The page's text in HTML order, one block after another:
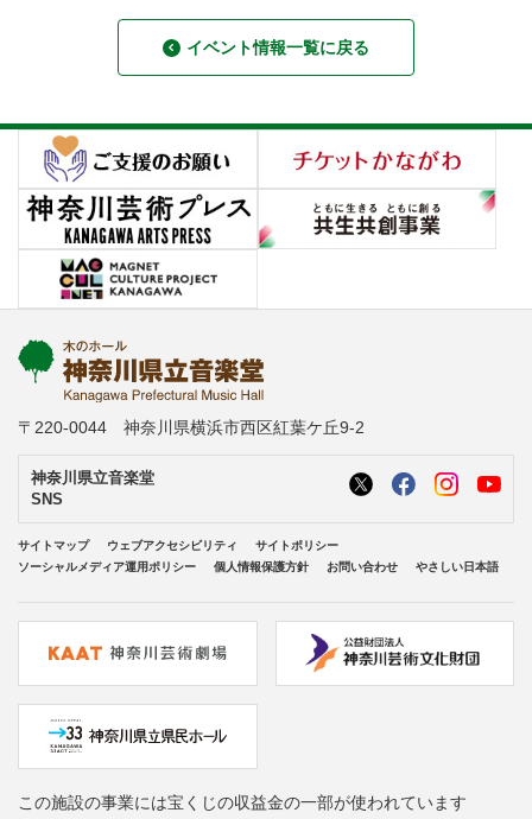
イベント情報一覧に戻る
〒220-0044 神奈川県横浜市西区紅葉ケ丘9-2
神奈川県立音楽堂
SNS
サイトマップ ウェブアクセシビリティ
サイトポリシー
ソーシャルメディア運用ポリシー
個人情報保護方針 お問い合わせ やさしい日本語
この施設の事業には宝くじの収益金の一部が使われています